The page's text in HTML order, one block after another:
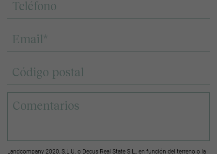
Landcompany 2020, S.L.U. o Decus Real State S.L., en función del terreno o la